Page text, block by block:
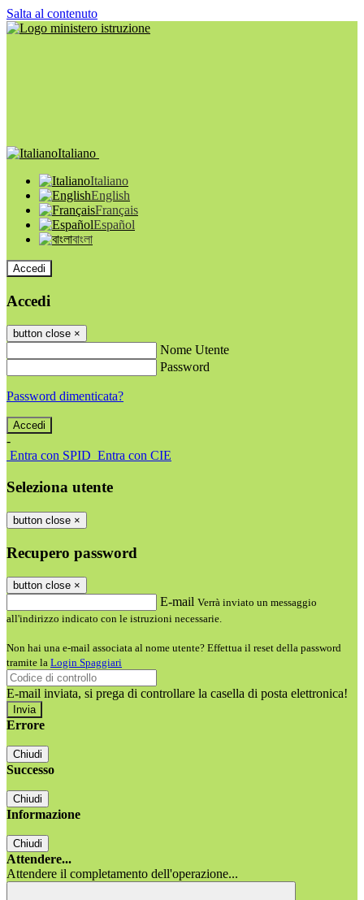
Salta al contenuto
Italiano
Italiano
English
Français
Español
বাংলা
Accedi
Accedi
button close ×
Nome Utente
Password
Password dimenticata?
-
Entra con SPID Entra con CIE
Seleziona utente
button close ×
Recupero password
button close ×
E-mail Verrà inviato un messaggio
all'indirizzo indicato con le istruzioni necessarie.
Non hai una e-mail associata al nome utente? Effettua il reset della password
tramite la Login Spaggiari
E-mail inviata, si prega di controllare la casella di posta elettronica!
Errore
Chiudi
Successo
Chiudi
Informazione
Chiudi
Attendere...
Attendere il completamento dell'operazione...